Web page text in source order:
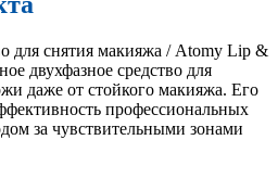
для снятия макияжа / Atomy Lip &
двухфазное средство для
даже от стойкого макияжа. Его
профессиональных
за чувствительными зонами